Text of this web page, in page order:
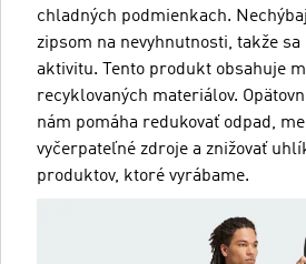
chladných podmienkach.
zipsom na nevyhnutnosti, takže
aktivitu. Tento produkt obsahuje
recyklovaných materiálov.
nám pomáha redukovať odpad,
vyčerpateľné zdroje a znižovať
produktov, ktoré vyrábame.